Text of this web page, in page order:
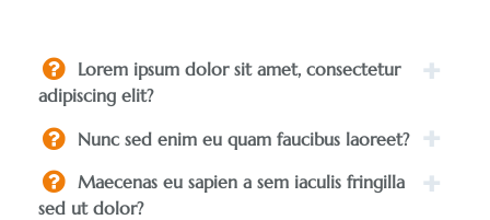
Lorem ipsum dolor sit amet, consectetur
adipiscing elit?
Nunc sed enim eu quam faucibus laoreet?
Maecenas eu sapien a sem iaculis fringilla
sed ut dolor?